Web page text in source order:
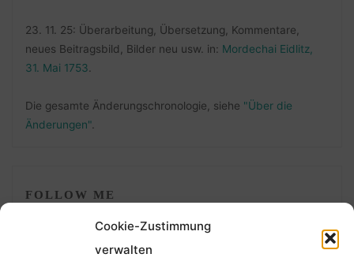
Cookie-Zustimmung
verwalten
23. 11. 25: Überarbeitung, Übersetzung, Kommentare,
neues Beitragsbild, Bilder neu usw. in: Mordechai Eidlitz,
31. Mai 1753.
Die gesamte Änderungschronologie, siehe "Über die
Änderungen".
FOLLOW ME